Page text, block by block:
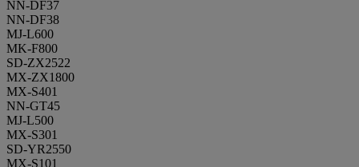
NN-DF37
NN-DF38
MJ-L600
MK-F800
SD-ZX2522
MX-ZX1800
MX-S401
NN-GT45
MJ-L500
MX-S301
SD-YR2550
MX-S101